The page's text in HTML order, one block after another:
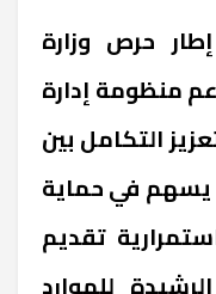
حرص وزارة
منظومة إدارة
التكامل بين
يسهم في حماية
تقديم
للموارد